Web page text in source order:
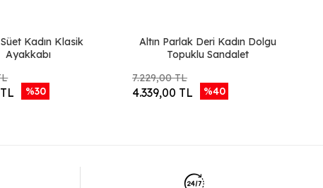
Kadın Klasik
Ayakkabı
%30
Altın Parlak Deri Kadın Dolgu
Topuklu Sandalet
7.229,00 TL
4.339,00 TL %40